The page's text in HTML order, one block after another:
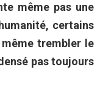
même pas une
certains
trembler le
pas toujours